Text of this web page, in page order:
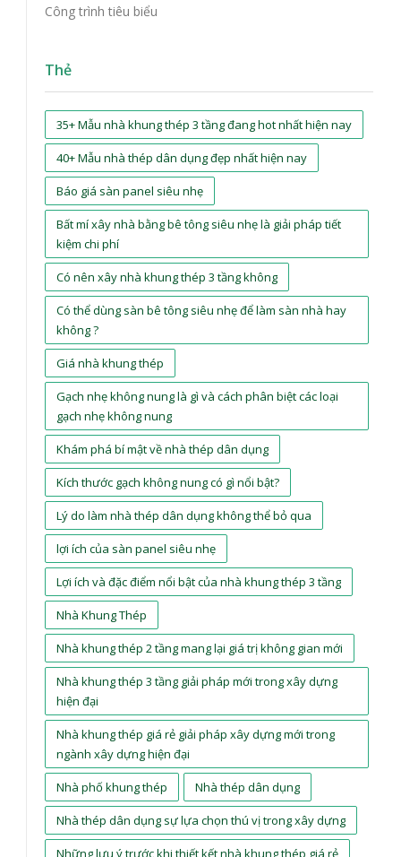
Công trình tiêu biểu
Thẻ
35+ Mẫu nhà khung thép 3 tầng đang hot nhất hiện nay
40+ Mẫu nhà thép dân dụng đẹp nhất hiện nay
Báo giá sàn panel siêu nhẹ
Bất mí xây nhà bằng bê tông siêu nhẹ là giải pháp tiết
kiệm chi phí
Có nên xây nhà khung thép 3 tầng không
Có thể dùng sàn bê tông siêu nhẹ để làm sàn nhà hay
không ?
Giá nhà khung thép
Gạch nhẹ không nung là gì và cách phân biệt các loại
gạch nhẹ không nung
Khám phá bí mật về nhà thép dân dụng
Kích thước gạch không nung có gì nổi bật?
Lý do làm nhà thép dân dụng không thể bỏ qua
lợi ích của sàn panel siêu nhẹ
Lợi ích và đặc điểm nổi bật của nhà khung thép 3 tầng
Nhà Khung Thép
Nhà khung thép 2 tầng mang lại giá trị không gian mới
Nhà khung thép 3 tầng giải pháp mới trong xây dựng
hiện đại
Nhà khung thép giá rẻ giải pháp xây dựng mới trong
ngành xây dựng hiện đại
Nhà phố khung thép Nhà thép dân dụng
Nhà thép dân dụng sự lựa chọn thú vị trong xây dựng
Những lưu ý trước khi thiết kết nhà khung thép giá rẻ